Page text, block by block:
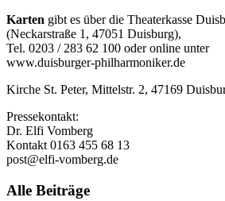
Karten gibt es über die Theaterkasse
(Neckarstraße 1, 47051 Duisburg),
Tel. 0203 / 283 62 100 oder online unter
www.duisburger-philharmoniker.de
Kirche St. Peter, Mittelstr. 2, 47169
Pressekontakt:
Dr. Elfi Vomberg
Kontakt 0163 455 68 13
post@elfi-vomberg.de
Alle Beiträge